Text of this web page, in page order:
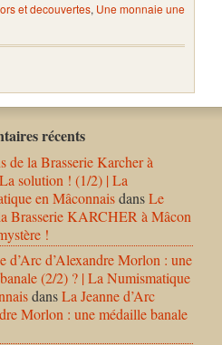
et decouvertes, Une monnaie une
récents
de la Brasserie Karcher à
solution ! (1/2) | La
en MâconnaisdansLe
Brasserie KARCHER à Mâcon
!
d’Arc d’Alexandre Morlon : une
(2/2) ? | La Numismatique
dansLa Jeanne d’Arc
Morlon : une médaille banale